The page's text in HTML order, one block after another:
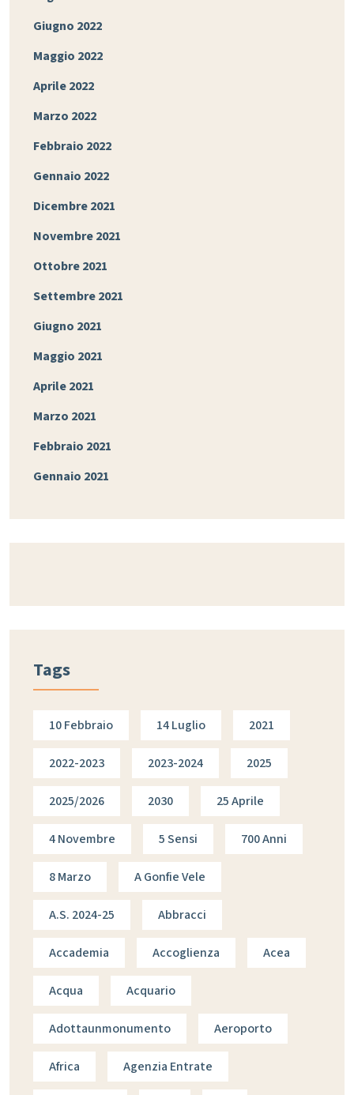
Giugno 2022
Maggio 2022
Aprile 2022
Marzo 2022
Febbraio 2022
Gennaio 2022
Dicembre 2021
Novembre 2021
Ottobre 2021
Settembre 2021
Giugno 2021
Maggio 2021
Aprile 2021
Marzo 2021
Febbraio 2021
Gennaio 2021
Tags
10 Febbraio 14 Luglio 2021
2022-2023 2023-2024 2025
2025/2026 2030 25 Aprile
4 Novembre 5 Sensi 700 Anni
8 Marzo A Gonfie Vele
A.s. 2024-25 Abbracci
Accademia Accoglienza Acea
Acqua Acquario
Adottaunmonumento Aeroporto
Africa Agenzia Entrate